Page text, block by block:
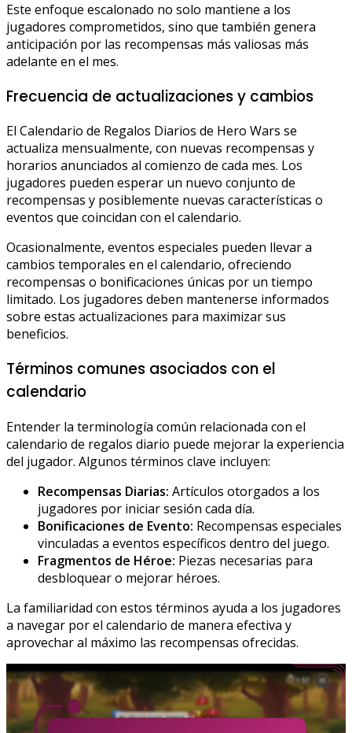
Este enfoque escalonado no solo mantiene a los
jugadores comprometidos, sino que también genera
anticipación por las recompensas más valiosas más
adelante en el mes.
Frecuencia de actualizaciones y cambios
El Calendario de Regalos Diarios de Hero Wars se
actualiza mensualmente, con nuevas recompensas y
horarios anunciados al comienzo de cada mes. Los
jugadores pueden esperar un nuevo conjunto de
recompensas y posiblemente nuevas características o
eventos que coincidan con el calendario.
Ocasionalmente, eventos especiales pueden llevar a
cambios temporales en el calendario, ofreciendo
recompensas o bonificaciones únicas por un tiempo
limitado. Los jugadores deben mantenerse informados
sobre estas actualizaciones para maximizar sus
beneficios.
Términos comunes asociados con el
calendario
Entender la terminología común relacionada con el
calendario de regalos diario puede mejorar la experiencia
del jugador. Algunos términos clave incluyen:
Recompensas Diarias: Artículos otorgados a los
jugadores por iniciar sesión cada día.
Bonificaciones de Evento: Recompensas especiales
vinculadas a eventos específicos dentro del juego.
Fragmentos de Héroe: Piezas necesarias para
desbloquear o mejorar héroes.
La familiaridad con estos términos ayuda a los jugadores
a navegar por el calendario de manera efectiva y
aprovechar al máximo las recompensas ofrecidas.